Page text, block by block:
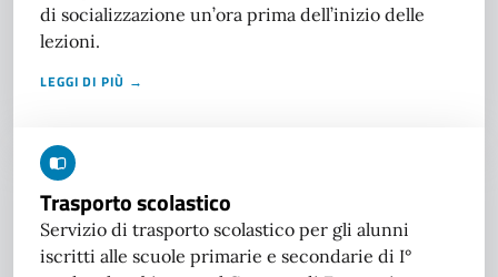
di socializzazione un’ora prima dell’inizio delle
lezioni.
LEGGI DI PIÙ →
Trasporto scolastico
Servizio di trasporto scolastico per gli alunni
iscritti alle scuole primarie e secondarie di I°